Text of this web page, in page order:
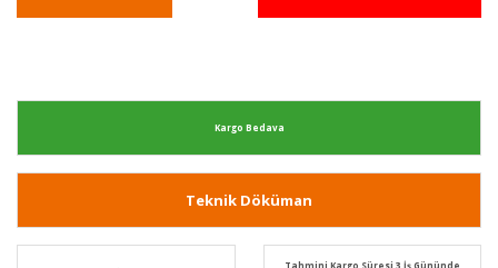
Kargo Bedava
Teknik Döküman
Tahmini Kargo Süresi 3 İş Gününde